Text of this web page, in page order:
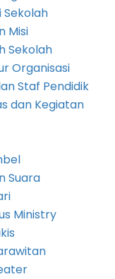
Sekolah
Misi
Sekolah
Organisasi
Staf Pendidik
dan Kegiatan
Suara
Ministry